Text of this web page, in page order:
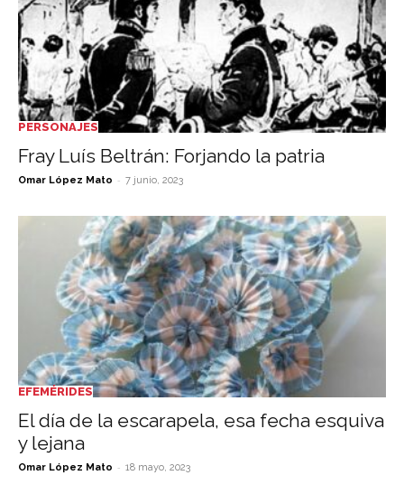
PERSONAJES
Fray Luís Beltrán: Forjando la patria
Omar López Mato - 7 junio, 2023
EFEMÉRIDES
El día de la escarapela, esa fecha esquiva
y lejana
Omar López Mato - 18 mayo, 2023